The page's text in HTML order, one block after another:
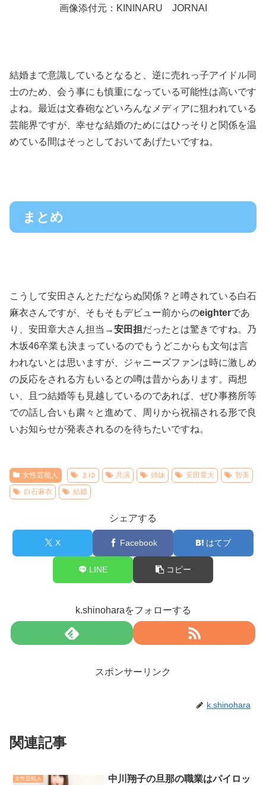
画像添付元：KININARU JORNAI
結婚まで意識しているとなると、逆に売れっ子アイドル同
士のため、会う事にも慎重になっている可能性は高いです
よね。最近は文春砲などいろんなメディアに狙われている
芸能界ですが、幸せな結婚のためにはひっそりと関係を温
めている間はそっとしておいてあげたいですね。
まとめ
こうして安田さんとただならぬ関係？と噂されている白石
麻衣さんですが、そもそもデビュー前からのeighterであ
り、安田章大さん担当→安田担だったとは驚きですね。乃
木坂46卒業も決まっているのでもうどこからも文句は言
われないとは思いますが、ジャニーズファンは時に激しめ
の反応をされる方もいるとの噂は昔からあります。両想
い、且つ結婚等も見越しているのであれば、ぜひ事務所等
での話し合いも粛々と進めて、周りから祝福される形で良
いお知らせが発表されるのを待ちたいですね。
女性芸能人 まゆ 共演 姉妹 安田章大
智美
白石麻衣
結婚
シェアする
X Facebook はてブ
LINE コピー
k.shinoharaをフォローする
スポンサーリンク
k.shinohara
関連記事
女性芸能人
中川翔子の旦那の職業はパイロッ